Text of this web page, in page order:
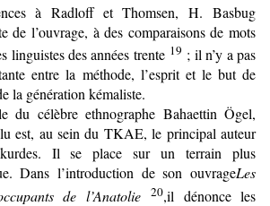
à Radloff et Thomsen, H. Basbug
de l’ouvrage, à des comparaisons de mots
linguistes des années trente 19 ; il n’y a pas
entre la méthode, l’esprit et le but de
la génération kémaliste.
du célèbre ethnographe Bahaettin Ögel,
est, au sein du TKAE, le principal auteur
Il se place sur un terrain plus
Dans l’introduction de son ouvrageLes
de l’Anatolie20,il dénonce les